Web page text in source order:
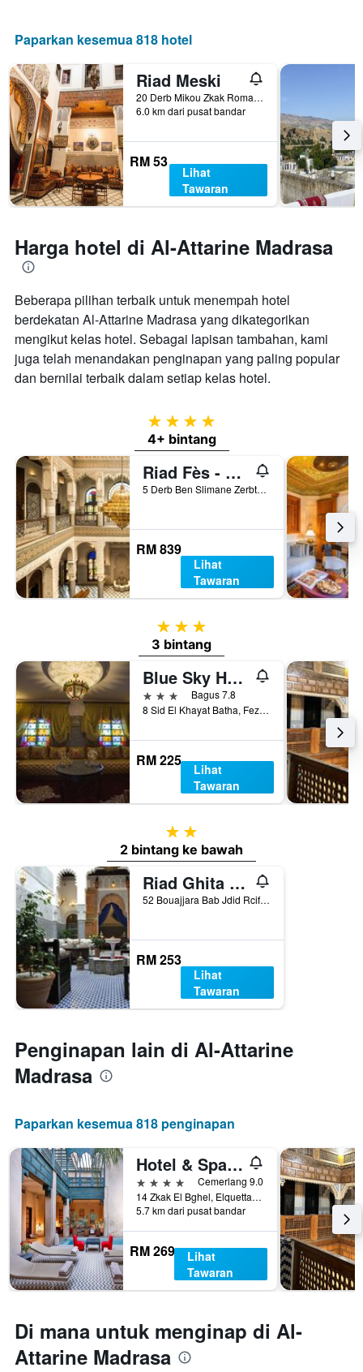
Paparkan kesemua 818 hotel
Riad Meski
20 Derb Mikou Zkak Roman, Fez, Morocco
6.0 km dari pusat bandar
RM 53
Lihat
Tawaran
Harga hotel di Al-Attarine Madrasa
Beberapa pilihan terbaik untuk menempah hotel
berdekatan Al-Attarine Madrasa yang dikategorikan
mengikut kelas hotel. Sebagai lapisan tambahan, kami
juga telah menandakan penginapan yang paling popular
dan bernilai terbaik dalam setiap kelas hotel.
4 bintang
4+ bintang
Riad Fès - Relais & Châteaux
5 Derb Ben Slimane Zerbtana, Fez, Morocco
RM 839
Lihat
Tawaran
3 bintang
3 bintang
Blue Sky Hôtel
3 bintangBagus 7.8
8 Sid El Khayat Batha, Fez, Morocco
RM 225
Lihat
Tawaran
2 bintang
2 bintang ke bawah
Riad Ghita Palace
52 Bouajjara Bab Jdid Rcif Fes, Fez, Morocco
RM 253
Lihat
Tawaran
Penginapan lain di Al-Attarine
Madrasa
Paparkan kesemua 818 penginapan
Hotel & Spa Dar Bensouda
4 bintang
Cemerlang 9.0
14 Zkak El Bghel, Elquettanine, Fez, Morocco
5.7 km dari pusat bandar
RM 269
Lihat
Tawaran
Di mana untuk menginap di Al-
Attarine Madrasa